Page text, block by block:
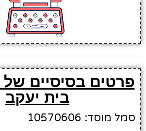
פרטים בסיסיים של
בית יעקב
סמל מוסד: 10570606